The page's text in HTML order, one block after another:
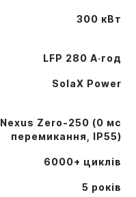
300 кВт
LFP 280 А·год
SolaX Power
Nexus Zero-250 (0 мс
перемикання, IP55)
6000+ циклів
5 років